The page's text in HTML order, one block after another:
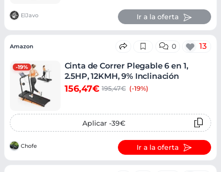
ElJavo Ir a la oferta
-19%
Amazon 0 13
Cinta de Correr Plegable 6 en 1,
2.5HP, 12KMH, 9% Inclinación
156,47€ 195,47€ (-19%)
Aplicar -39€
Chofe Ir a la oferta